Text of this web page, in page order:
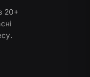
20+